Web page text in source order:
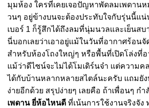
มุมห้อง ใครที่เคยเจอปัญหาพัดลมเพดานห
วนๆ อยู่ข้างบนจะต้องประทับใจกับรุ่นนี้แ
เบอร์ 1 ก็รู้สึกได้ถึงลมที่นุ่มนวลและเย็นสบ
นี่บอกเลยว่าเอาอยู่แม้ในวันที่อากาศร้อนจั
สำหรับห้องโถงใหญ่ๆ หรือพื้นที่เปิดโล่งที่อ
แม้ว่าดีไซน์จะไม่ได้โมเดิร์นจ๋า แต่ความค
ได้กับบ้านหลากหลายสไตล์นะครับ แถมยั
ง่ายอีกด้วย สรุปง่ายๆ เลยคือ ถ้าเพื่อนๆ กำ
เพดาน ยี่ห้อไหนดี ที่เน้นการใช้งานจริงจัง